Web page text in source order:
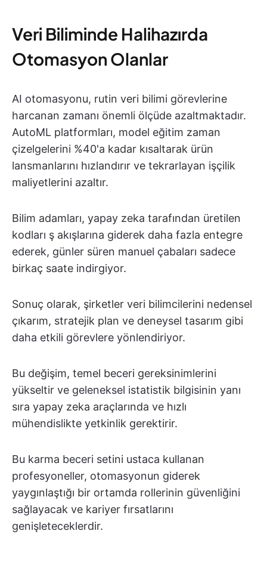
Veri Biliminde Halihazırda
Otomasyon Olanlar
AI otomasyonu, rutin veri bilimi görevlerine
harcanan zamanı önemli ölçüde azaltmaktadır.
AutoML platformları, model eğitim zaman
çizelgelerini %40'a kadar kısaltarak ürün
lansmanlarını hızlandırır ve tekrarlayan işçilik
maliyetlerini azaltır.
Bilim adamları, yapay zeka tarafından üretilen
kodları ş akışlarına giderek daha fazla entegre
ederek, günler süren manuel çabaları sadece
birkaç saate indirgiyor.
Sonuç olarak, şirketler veri bilimcilerini nedensel
çıkarım, stratejik plan ve deneysel tasarım gibi
daha etkili görevlere yönlendiriyor.
Bu değişim, temel beceri gereksinimlerini
yükseltir ve geleneksel istatistik bilgisinin yanı
sıra yapay zeka araçlarında ve hızlı
mühendislikte yetkinlik gerektirir.
Bu karma beceri setini ustaca kullanan
profesyoneller, otomasyonun giderek
yaygınlaştığı bir ortamda rollerinin güvenliğini
sağlayacak ve kariyer fırsatlarını
genişleteceklerdir.